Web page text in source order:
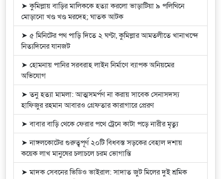
➤ কুমিল্লায় বাড়ির মালিককে হত্যা করলো ভাড়াটিয়া ৯ পলিথিনে
মোড়ানো খণ্ড খণ্ড মরদেহ; ঘাতক আটক
➤ ৫ মিনিটের পথ পাড়ি দিতে ২ ঘণ্টা, কুমিল্লার আমতলীতে খানাখন্দে
নিত্যদিনের যানজট
➤ হোমনায় পানির সরবরাহ লাইন নির্মাণে ব্যাপক অনিয়মের
অভিযোগ
➤ তনু হত্যা মামলা: আত্মসমর্পণ না করায় সাবেক সেনাসদস্য
হাফিজুর রহমান আবারও গ্রেফতার কারাগারে প্রেরণ
➤ বাবার বাড়ি থেকে ফেরার পথে ট্রেনে কাটা পড়ে নারীর মৃত্যু
➤ নাঙ্গলকোটের গুরুত্বপূর্ণ ২০টি বিধবস্ত সড়কের বেহাল দশায়
কয়েক লাখ মানুষের চলাচলে চরম ভোগান্তি
➤ মাদক সেবনের ভিডিও ভাইরাল: সাদাত জুট মিলের দুই শ্রমিক